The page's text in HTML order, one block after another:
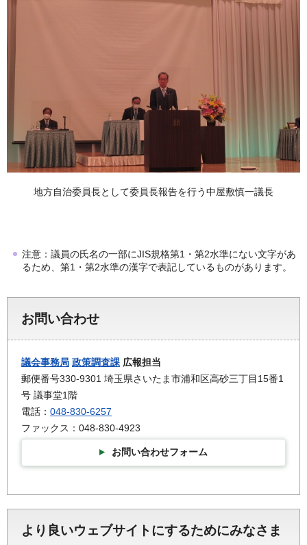
地方自治委員長として委員長報告を行う中屋敷慎一議長
注意：議員の氏名の一部にJIS規格第1・第2水準にない文字があ
るため、第1・第2水準の漢字で表記しているものがあります。
お問い合わせ
議会事務局 政策調査課 広報担当
郵便番号330-9301 埼玉県さいたま市浦和区高砂三丁目15番1
号 議事堂1階
電話： 048-830-6257
ファックス：048-830-4923
お問い合わせフォーム
より良いウェブサイトにするためにみなさま